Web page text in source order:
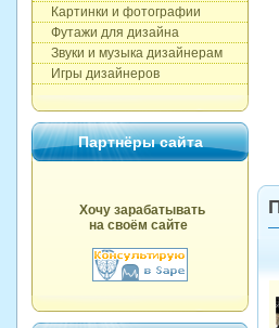
Картинки и фотографии
Футажи для дизайна
Звуки и музыка дизайнерам
Игры дизайнеров
Партнёры сайта
Хочу зарабатывать
на своём сайте